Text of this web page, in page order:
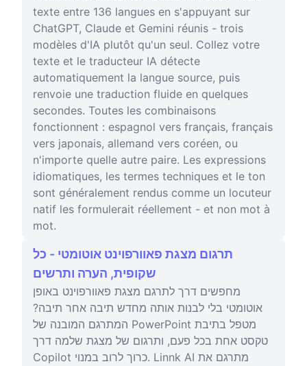
texte entre 136 langues en s'appuyant sur
ChatGPT, Claude et Gemini réunis - trois
modèles d'IA plutôt qu'un seul. Collez votre
texte et le traducteur IA détecte
automatiquement la langue source, puis
renvoie une traduction fluide en quelques
secondes. Toutes les combinaisons
fonctionnent : espagnol vers français, français
vers japonais, allemand vers coréen, ou
n'importe quelle autre paire. Les expressions
idiomatiques, les termes techniques et le ton
sont généralement rendus comme un locuteur
natif les formulerait réellement - et non mot à
mot.
תרגום מצגת פאוורפוינט אוטומטי - כל
שקופית, הערה ותרשים
מחפשים דרך לתרגם מצגת פאוורפוינט באופן
אוטומטי בלי לבנות אותה מחדש תיבה אחר תיבה?
המתרגם המובנה של PowerPoint מטפל בתיבת
טקסט אחת בכל פעם, ותרגום של מצגת שלמה דרך
Copilot כרוך לרוב במנוי. Linnk AI מתרגם את